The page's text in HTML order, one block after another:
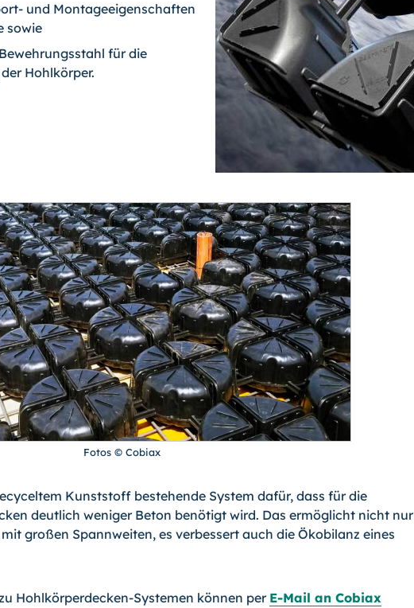
und Montageeigenschaften
sowie
für die
Hohlkörper.
Fotos © Cobiax
Kunststoff bestehende System dafür, dass für die
deutlich weniger Beton benötigt wird. Das ermöglicht nicht nur
großen Spannweiten, es verbessert auch die Ökobilanz eines
Hohlkörperdecken-Systemen können per E-Mail an Cobiax